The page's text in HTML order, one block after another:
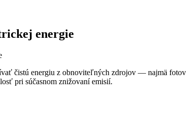
energie
čistú energiu z obnoviteľných zdrojov — najmä
pri súčasnom znižovaní emisií.